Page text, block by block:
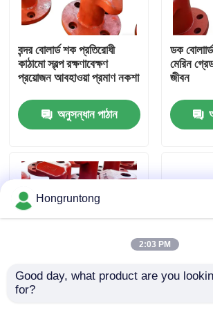
আমাদের সম্পর্কে
কারখানা ভ্রমণ
গুণমান নিয়ন্ত্রণ
উদ্ধৃতির জন্য আবেদন
ডক রাবার ফেন্ডার
বন্দর বোলার্ড শক প্রতিরোধী
কাঠামো স্বল্প রক্ষণাবেক্ষণ
প্রয়োজন আবহাওয়া প্রমাণ নকশা
অনুসন্ধান পাঠান
ডক
মেরিন
জীবন
নোঙর করার খুঁটি ভারী দায়িত্ব
Hongruntong
2:03 PM
Good day, what product are you
for?